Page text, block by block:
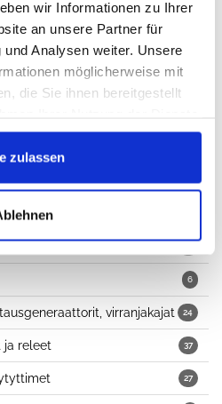
wir Informationen zu Ihrer
an unsere Partner für
Analysen weiter. Unsere
möglicherweise mit
die Sie ihnen bereitgestellt
zulassen
6
24
virranjakajat
37
ja releet
27